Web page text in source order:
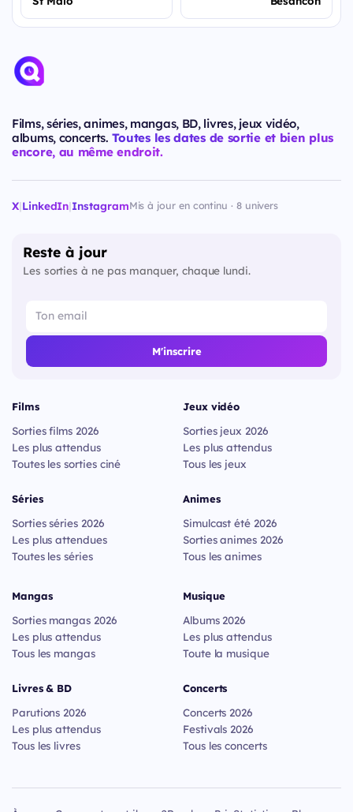
Films, séries, animes, mangas, BD, livres, jeux vidéo,
albums, concerts. Toutes les dates de sortie et bien plus
encore, au même endroit.
X|LinkedIn|InstagramMis à jour en continu · 8 univers
Reste à jour
Les sorties à ne pas manquer, chaque lundi.
M'inscrire
Films
Sorties films 2026
Les plus attendus
Toutes les sorties ciné
Séries
Sorties séries 2026
Les plus attendues
Toutes les séries
Jeux vidéo
Sorties jeux 2026
Les plus attendus
Tous les jeux
Animes
Simulcast été 2026
Sorties animes 2026
Tous les animes
Mangas
Sorties mangas 2026
Les plus attendus
Tous les mangas
Livres & BD
Parutions 2026
Les plus attendus
Tous les livres
Musique
Albums 2026
Les plus attendus
Toute la musique
Concerts
Concerts 2026
Festivals 2026
Tous les concerts